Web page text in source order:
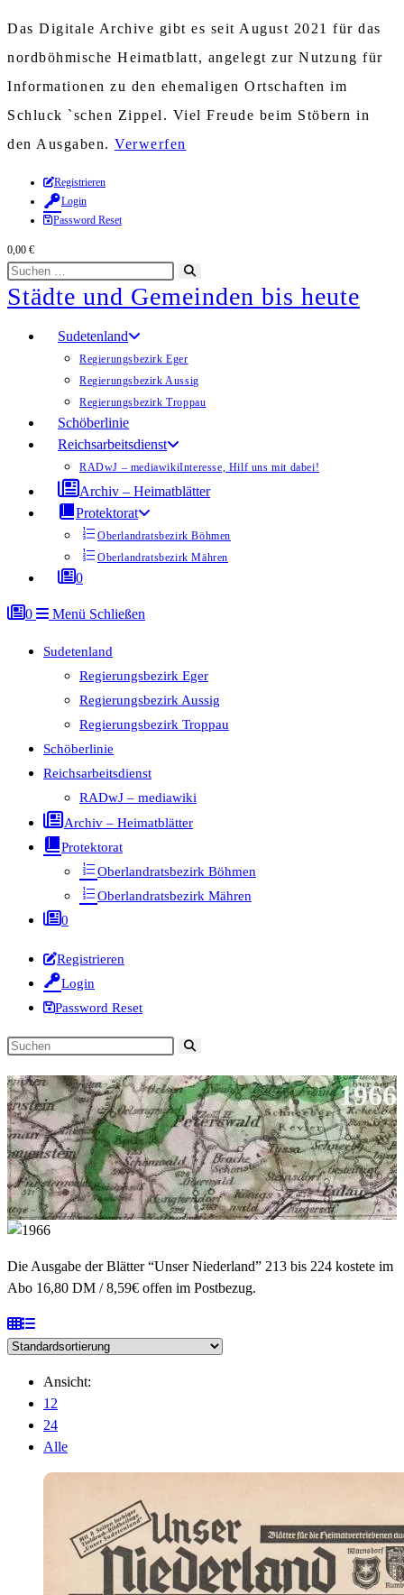
Das Digitale Archive gibt es seit August 2021 für das
nordböhmische Heimatblatt, angelegt zur Nutzung für
Informationen zu den ehemaligen Ortschaften im
Schluck `schen Zippel. Viel Freude beim Stöbern in
den Ausgaben. Verwerfen
Zum
Inhalt
springen
Registrieren
Login
Password Reset
0,00 €
Diese
Website
durchsuchen
starten
Städte und Gemeinden bis heute
Sudetenland
Regierungsbezirk Eger
Regierungsbezirk Aussig
Regierungsbezirk Troppau
Schöberlinie
Reichsarbeitsdienst
RADwJ – mediawikiInteresse, Hilf uns mit dabei!
Archiv – Heimatblätter
Protektorat
Oberlandratsbezirk Böhmen
Oberlandratsbezirk Mähren
0
0 Menü Schließen
Sudetenland
Regierungsbezirk Eger
Regierungsbezirk Aussig
Regierungsbezirk Troppau
Schöberlinie
Reichsarbeitsdienst
RADwJ – mediawiki
Archiv – Heimatblätter
Protektorat
Oberlandratsbezirk Böhmen
Oberlandratsbezirk Mähren
0
Registrieren
Login
Password Reset
Diese
durchsuchen
1966
Die Ausgabe der Blätter “Unser Niederland” 213 bis 224 kostete im
Abo 16,80 DM / 8,59€ offen im Postbezug.
Ansicht:
12
24
Alle